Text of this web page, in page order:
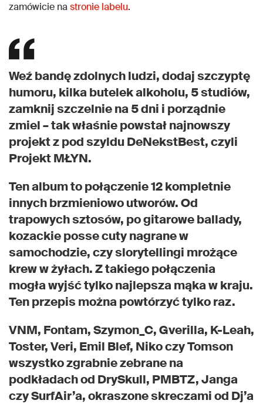
zamówicie nastronie labelu.
Weź bandę zdolnych ludzi, dodaj szczyptę
humoru, kilka butelek alkoholu, 5 studiów,
zamknij szczelnie na 5 dni i porządnie
zmiel – tak właśnie powstał najnowszy
projekt z pod szyldu DeNekstBest, czyli
Projekt MŁYN.
Ten album to połączenie 12 kompletnie
innych brzmieniowo utworów. Od
trapowych sztosów, po gitarowe ballady,
kozackie posse cuty nagrane w
samochodzie, czy slorytellingi mrożące
krew w żyłach. Z takiego połączenia
mogła wyjść tylko najlepsza mąka w kraju.
Ten przepis można powtórzyć tylko raz.
VNM, Fontam, Szymon_C, Gverilla, K-Leah,
Toster, Veri, Emil Blef, Niko czy Tomson
wszystko zgrabnie zebrane na
podkładach od DrySkull, PMBTZ, Janga
czy SurfAir’a, okraszone skreczami od Dj’a